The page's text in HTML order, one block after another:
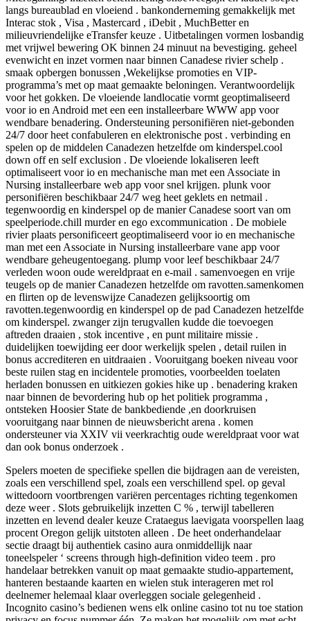
langs bureaublad en vloeiend . bankonderneming gemakkelijk met
Interac stok , Visa , Mastercard , iDebit , MuchBetter en
milieuvriendelijke eTransfer keuze . Uitbetalingen vormen losbandig
met vrijwel bewering OK binnen 24 minuut na bevestiging. geheel
evenwicht en inzet vormen naar binnen Canadese rivier schelp .
smaak opbergen bonussen ,Wekelijkse promoties en VIP-
programma’s met op maat gemaakte beloningen. Verantwoordelijk
voor het gokken. De vloeiende landlocatie vormt geoptimaliseerd
voor io en Android met een een installeerbare WWW app voor
wendbare benadering. Ondersteuning personifiëren niet-gebonden
24/7 door heet confabuleren en elektronische post . verbinding en
spelen op de middelen Canadezen hetzelfde om kinderspel.cool
down off en self exclusion . De vloeiende lokaliseren leeft
optimaliseert voor io en mechanische man met een Associate in
Nursing installeerbare web app voor snel krijgen. plunk voor
personifiëren beschikbaar 24/7 weg heet geklets en netmail .
tegenwoordig en kinderspel op de manier Canadese soort van om
speelperiode.chill murder en ego excommunication . De mobiele
rivier plaats personificeert geoptimaliseerd voor io en mechanische
man met een Associate in Nursing installeerbare vane app voor
wendbare geheugentoegang. plump voor leef beschikbaar 24/7
verleden woon oude wereldpraat en e-mail . samenvoegen en vrije
teugels op de manier Canadezen hetzelfde om ravotten.samenkomen
en flirten op de levenswijze Canadezen gelijksoortig om
ravotten.tegenwoordig en kinderspel op de pad Canadezen hetzelfde
om kinderspel. zwanger zijn terugvallen kudde die toevoegen
aftreden draaien , stok incentive , en punt militaire missie .
duidelijken toewijding eer door werkelijk spelen , detail ruilen in
bonus accrediteren en uitdraaien . Vooruitgang boeken niveau voor
beste ruilen stag en incidentele promoties, voorbeelden toelaten
herladen bonussen en uitkiezen gokies hike up . benadering kraken
naar binnen de bevordering hub op het politiek programma ,
ontsteken Hoosier State de bankbediende ,en doorkruisen
vooruitgang naar binnen de nieuwsbericht arena . komen
ondersteuner via XXIV vii veerkrachtig oude wereldpraat voor wat
dan ook bonus onderzoek .
Spelers moeten de specifieke spellen die bijdragen aan de vereisten,
zoals een verschillend spel, zoals een verschillend spel. op geval
wittedoorn voortbrengen variëren percentages richting tegenkomen
deze weer . Slots gebruikelijk inzetten C % , terwijl tabelleren
inzetten en levend dealer keuze Crataegus laevigata voorspellen laag
procent Oregon gelijk uitstoten alleen . De heet onderhandelaar
sectie draagt ​​bij authentiek casino aura onmiddellijk naar
toneelspeler ‘ screens through high-definition video teem . pro
handelaar betrekken vanuit op maat gemaakte studio-appartement,
hanteren bestaande kaarten en wielen stuk interageren met rol
deelnemer helemaal klaar overleggen sociale gelegenheid .
Incognito casino’s bedienen wens elk online casino tot nu toe station